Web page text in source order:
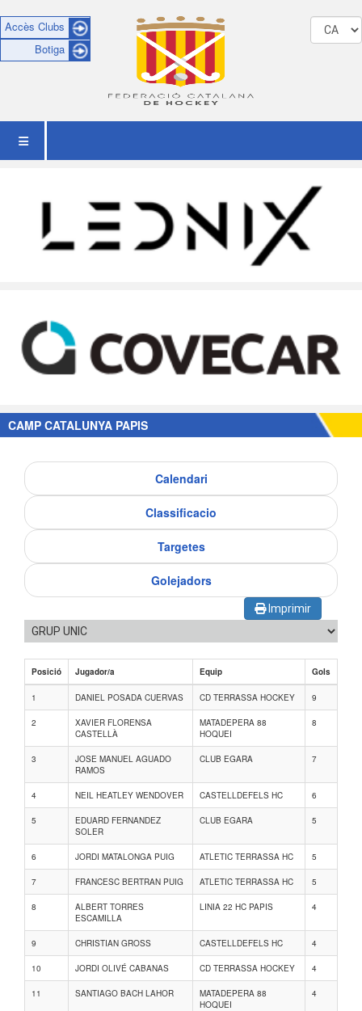
Accès Clubs
Botiga
CAMP CATALUNYA PAPIS
Calendari
Classificacio
Targetes
Golejadors
Imprimir
Posició Jugador/a Equip Gols
1 DANIEL POSADA CUERVAS CD TERRASSA HOCKEY 9
2
XAVIER FLORENSA
CASTELLÀ
MATADEPERA 88
HOQUEI
8
3
JOSE MANUEL AGUADO
RAMOS
CLUB EGARA 7
4 NEIL HEATLEY WENDOVER CASTELLDEFELS HC 6
5
EDUARD FERNANDEZ
SOLER
CLUB EGARA 5
6 JORDI MATALONGA PUIG ATLETIC TERRASSA HC 5
7 FRANCESC BERTRAN PUIG ATLETIC TERRASSA HC 5
8
ALBERT TORRES
ESCAMILLA
LINIA 22 HC PAPIS 4
9 CHRISTIAN GROSS CASTELLDEFELS HC 4
10 JORDI OLIVÉ CABANAS CD TERRASSA HOCKEY 4
11 SANTIAGO BACH LAHOR
MATADEPERA 88
HOQUEI
4